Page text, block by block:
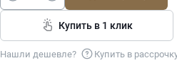
Купить в 1 клик
Нашли дешевле? Купить в